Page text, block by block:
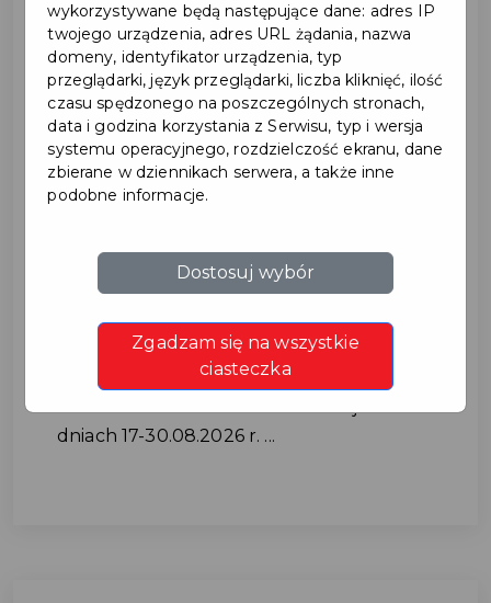
Utrudnienia w ruchu na ul.
30.08.2026 r.
Utrudnienia w ruchu na ul. Cichej w
dniach 17-30.08.2026 r. ...
wykorzystywane będą następujące dane: adres IP
twojego urządzenia, adres URL żądania, nazwa
domeny, identyfikator urządzenia, typ
przeglądarki, język przeglądarki, liczba kliknięć, ilość
czasu spędzonego na poszczególnych stronach,
data i godzina korzystania z Serwisu, typ i wersja
systemu operacyjnego, rozdzielczość ekranu, dane
zbierane w dziennikach serwera, a także inne
podobne informacje.
Dostosuj wybór
Zgadzam się na wszystkie
ciasteczka